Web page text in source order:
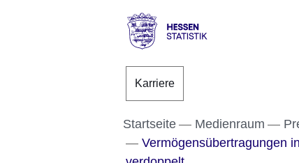
Direkt zum Kopf der
Direkt zum Inhalt
Direkt zum Fuß der
Statistik
Karriere
Startseite Medienraum
Vermögensübertragungen